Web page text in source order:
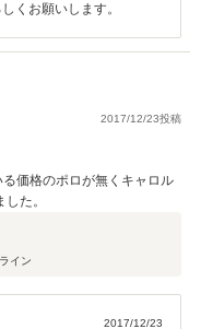
くお願いします。
2017/12/23投稿
価格のポロが無くキャロル
た。
イン
2017/12/23